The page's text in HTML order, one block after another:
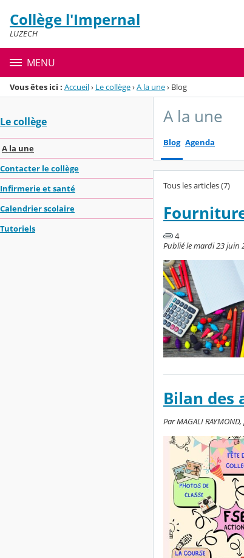
Menu de la rubrique
Contenu
Collège l'Impernal
LUZECH
MENU
Vous êtes ici : Accueil› Le collège›A la une› Blog
Le collège
A la une
Contacter le collège
Infirmerie et santé
Calendrier scolaire
Tutoriels
A la une
Blog Agenda
Tous les articles (7)
4
Publié le mardi 23 juin
Bilan des
Par MAGALI